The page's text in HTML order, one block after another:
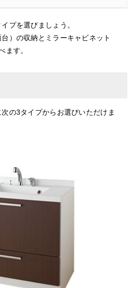
プを選びましょう。
）の収納とミラーキャビネット
ます。
の3タイプからお選びいただけま